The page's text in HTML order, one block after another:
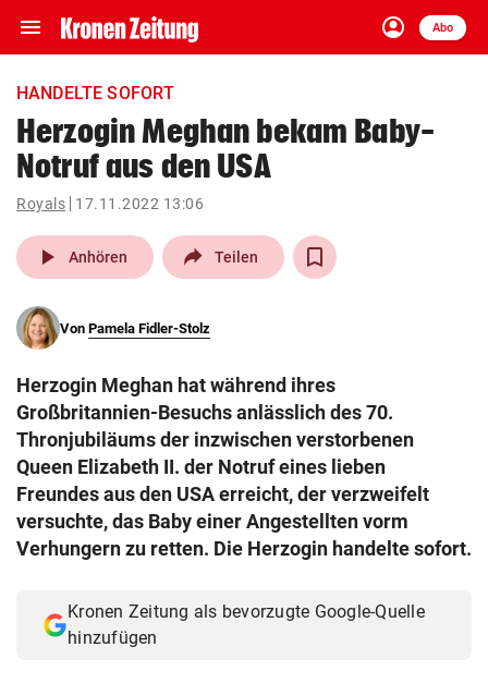
menu Navigation
ein-/ausklappen
account_circle
Anmelden
Abo
close Schließen
account_circle Anmelden
pin_drop
Wien arrow_right
search
eingeben
© Krone Multimedia GmbH & Co KG 2026
Muthgasse 2, 1190 Wien
HANDELTE SOFORT
Herzogin Meghan bekam Baby-
Notruf aus den USA
Royals 17.11.2022 13:06
play_arrow Anhören Teilen
Von Pamela Fidler-Stolz
Herzogin Meghan hat während ihres
Großbritannien-Besuchs anlässlich des 70.
Thronjubiläums der inzwischen verstorbenen
Queen Elizabeth II. der Notruf eines lieben
Freundes aus den USA erreicht, der verzweifelt
versuchte, das Baby einer Angestellten vorm
Verhungern zu retten. Die Herzogin handelte sofort.
Kronen Zeitung als bevorzugte Google-Quelle
hinzufügen